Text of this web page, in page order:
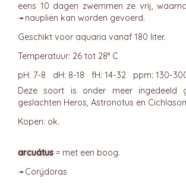
eens 10 dagen zwemmen ze vrij,
➛naupliën kan worden gevoerd.
Geschikt voor aquaria vanaf 180 liter.
Temperatuur: 26 tot 28° C
pH: 7-8 dH: 8-18 fH: 14-32 ppm: 130-
Deze soort is onder meer ingedeeld
geslachten Heros, Astronotus en
Kopen: ok.
arcuátus = met een boog.
➛Corýdoras